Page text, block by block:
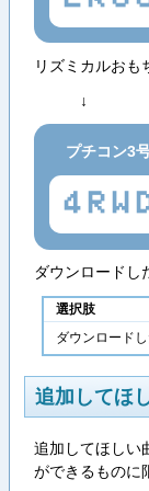
リズミカルおも
↓
プチコン3
ダウンロードし
選択肢
ダウンロードし
追加してほ
追加してほしい
ができるものに